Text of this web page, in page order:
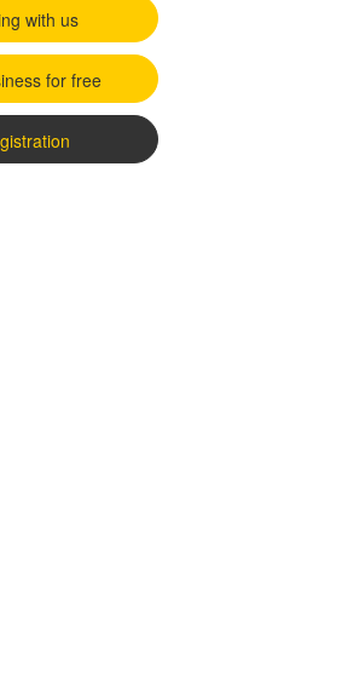
with us
for free